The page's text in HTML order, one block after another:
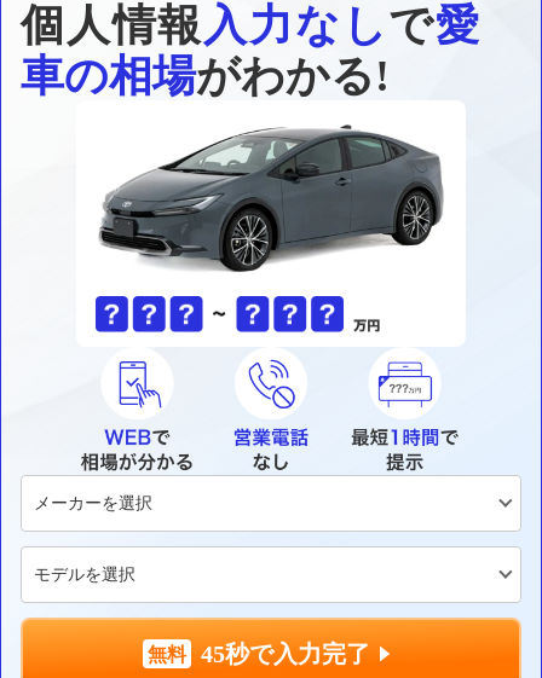
個人情報入力なしで愛
車の相場がわかる!
45秒で入力完了